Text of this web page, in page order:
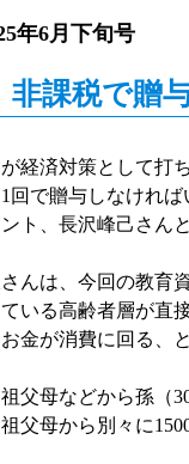
年6月下旬号
非課税で贈
経済対策として打
回で贈与しなけれ
ト、長沢峰己さん
んは、今回の教育
いる高齢者層が直
金が消費に回る、
父母などから孫（
父母から別々に